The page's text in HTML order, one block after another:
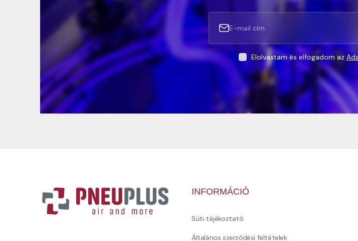
Elolvastam és elfogadom az
INFORMÁCIÓ
Süti tájékoztató
Általános szerződési feltételek